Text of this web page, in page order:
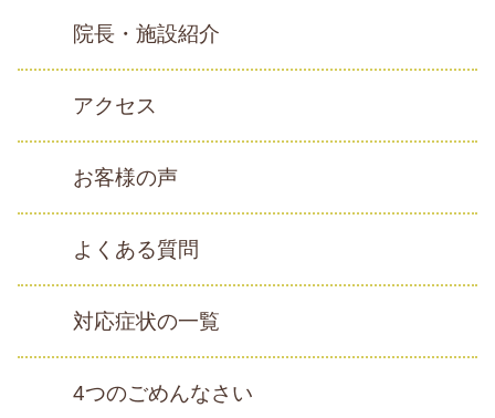
院長・施設紹介
アクセス
お客様の声
よくある質問
対応症状の一覧
4つのごめんなさい